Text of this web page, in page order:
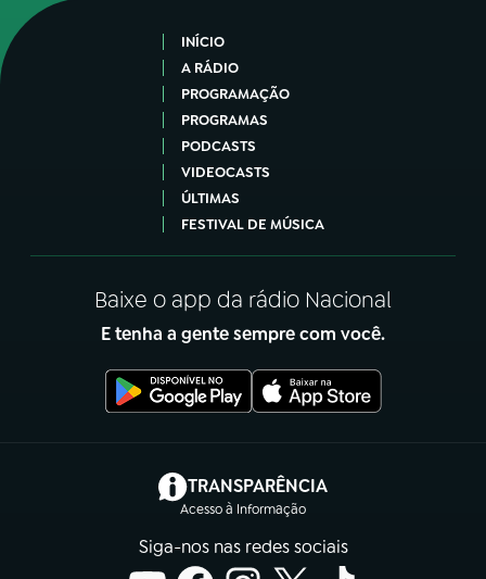
INÍCIO
A RÁDIO
PROGRAMAÇÃO
PROGRAMAS
PODCASTS
VIDEOCASTS
ÚLTIMAS
FESTIVAL DE MÚSICA
Baixe o app da rádio Nacional
E tenha a gente sempre com você.
TRANSPARÊNCIA
Acesso à Informação
(abre em nova aba)
Siga-nos nas redes sociais